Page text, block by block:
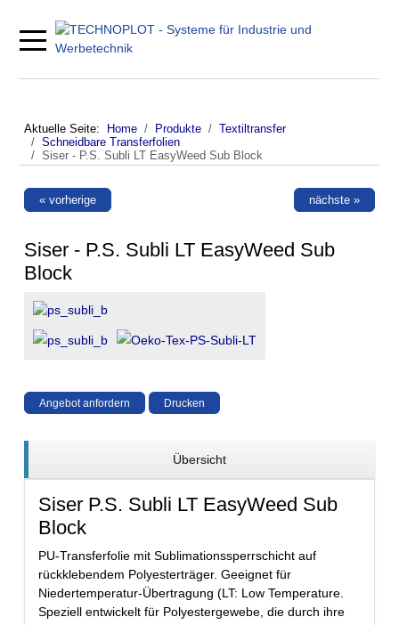
Mobile Menu Toggle
Aktuelle Seite: Home Produkte
Textiltransfer
Schneidbare Transferfolien
Siser - P.S. Subli LT EasyWeed Sub Block
« vorherige nächste »
Siser - P.S. Subli LT EasyWeed Sub
Block
Angebot anfordern Drucken
Übersicht
Siser P.S. Subli LT EasyWeed Sub
Block
PU-Transferfolie mit Sublimationssperrschicht auf
rückklebendem Polyesterträger. Geeignet für
Niedertemperatur-Übertragung (LT: Low Temperature.
Speziell entwickelt für Polyestergewebe, die durch ihre